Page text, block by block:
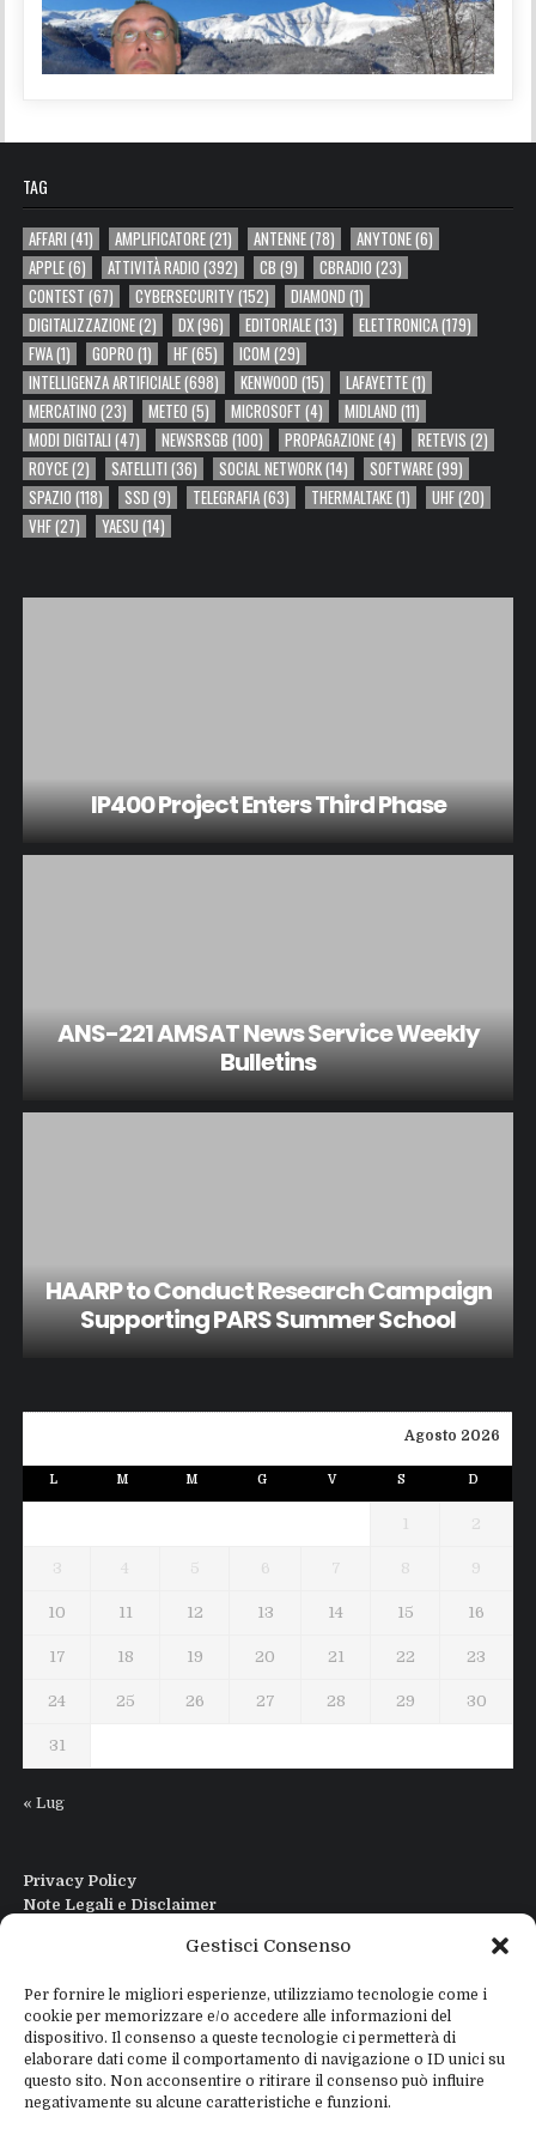
Gestisci Consenso
Per fornire le migliori esperienze, utilizziamo tecnologie come i
cookie per memorizzare e/o accedere alle informazioni del
dispositivo. Il consenso a queste tecnologie ci permetterà di
elaborare dati come il comportamento di navigazione o ID unici su
questo sito. Non acconsentire o ritirare il consenso può influire
negativamente su alcune caratteristiche e funzioni.
TAG
AFFARI (41) AMPLIFICATORE(21) ANTENNE(78) ANYTONE(6)
APPLE(6) ATTIVITÀ RADIO (392) CB (9) CBRADIO (23)
CONTEST (67) CYBERSECURITY(152) DIAMOND (1)
DIGITALIZZAZIONE(2) DX(96) EDITORIALE(13) ELETTRONICA(179)
FWA(1) GOPRO (1) HF(65) ICOM (29)
INTELLIGENZA ARTIFICIALE(698) KENWOOD (15) LAFAYETTE(1)
MERCATINO (23) METEO (5) MICROSOFT (4) MIDLAND (11)
MODI DIGITALI (47) NEWSRSGB (100) PROPAGAZIONE(4) RETEVIS (2)
ROYCE(2) SATELLITI (36) SOCIAL NETWORK(14) SOFTWARE(99)
SPAZIO (118) SSD (9) TELEGRAFIA(63) THERMALTAKE(1) UHF(20)
VHF(27) YAESU (14)
IP400 Project Enters Third Phase
ANS-221 AMSAT News Service Weekly
Bulletins
HAARP to Conduct Research Campaign
Supporting PARS Summer School
Agosto 2026
L M M G V S D
1 2
3 4 5 6 7 8 9
10 11 12 13 14 15 16
17 18 19 20 21 22 23
24 25 26 27 28 29 30
31
« Lug
Privacy Policy
Note Legali e Disclaimer